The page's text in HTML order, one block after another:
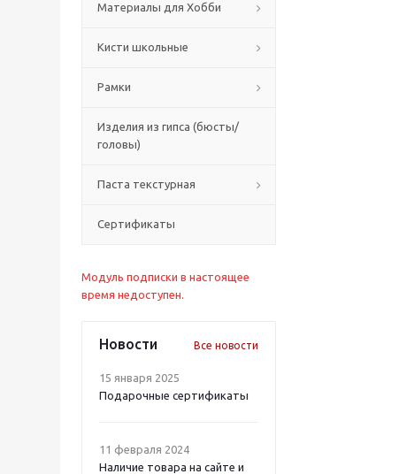
Материалы для Хобби
Кисти школьные
Рамки
Изделия из гипса (бюсты/
головы)
Паста текстурная
Сертификаты
Модуль подписки в настоящее
время недоступен.
Новости Все новости
15 января 2025
Подарочные сертификаты
11 февраля 2024
Наличие товара на сайте и